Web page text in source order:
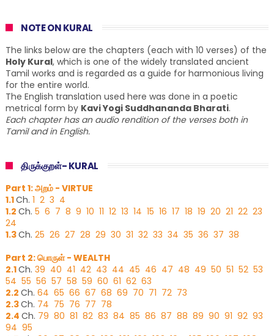
NOTE ON KURAL
The links below are the chapters (each with 10 verses) of the
Holy Kural, which is one of the widely translated ancient
Tamil works and is regarded as a guide for harmonious living
for the entire world.
The English translation used here was done in a poetic
metrical form by Kavi Yogi Suddhananda Bharati.
Each chapter has an audio rendition of the verses both in
Tamil and in English.
திருக்குறள்- KURAL
Part 1: அறம் - VIRTUE
1.1Ch. 1 2 3 4
1.2 Ch. 5 6 7 8 9 10 11 12 13 14 15 16 17 18 19 20 21 22 23
24
1.3Ch. 25 26 27 28 29 30 31 32 33 34 35 36 37 38
Part 2: பொருள் - WEALTH
2.1Ch. 39 40 41 42 43 44 45 46 47 48 49 50 51 52 53
54 55 56 57 58 59 60 61 62 63
2.2 Ch. 64 65 66 67 68 69 70 71 72 73
2.3Ch. 74 75 76 77 78
2.4 Ch. 79 80 81 82 83 84 85 86 87 88 89 90 91 92 93
94 95